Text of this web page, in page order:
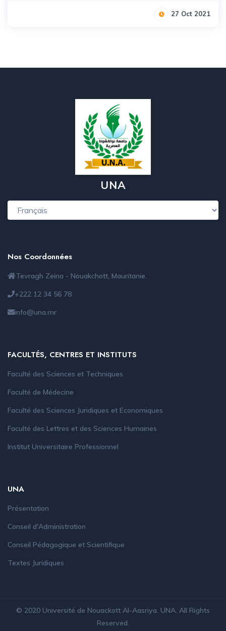
27 Oct 2021
UNA
Nos Coordonnées
Tevragh Zeina - Nouakchott, Mauritanie.
+222 12 34 56 78
info@una.mr
FACULTÉS, CENTRES ET INSTITUTS
Faculté des Sciences et Techniques
Faculté de Médecine
Faculté des Sciences Juridiques et Economiques
Faculté des Lettres et des Sciences Humaines
Institut Universitaire Professionnel
UNA
Présentation
Conseil d'Administration
Conseil Pédagogique et Scientifique
Textes Juridiques
© 2020 Université de Nouackott Al-Aasriya. UNA. All Rights
Reserved.